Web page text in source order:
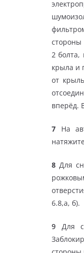
стороны
2 болта,
крыла и
от
вперёд.
7 На
8 Для
6.8,а, б).
9 Для